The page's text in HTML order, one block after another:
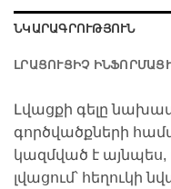
ՆԿԱՐԱԳՐՈՒԹՅՈՒՆ
ԼՐԱՑՈՒՑԻՉ
Լվացքի գելը
գործվածքների
կազմված է
լվացում՝ հեղուկի